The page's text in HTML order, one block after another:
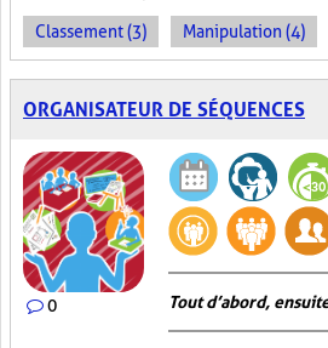
Classement (3) Manipulation (4)
ORGANISATEUR DE SÉQUENCES
0 Tout d’abord,